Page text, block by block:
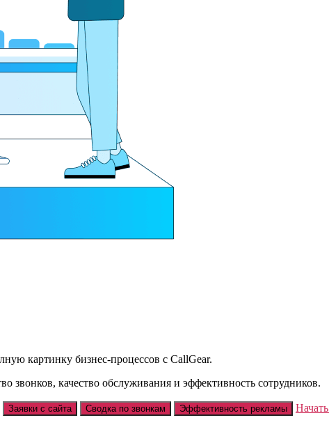
картинку бизнес-процессов с CallGear.
звонков, качество обслуживания и эффективность сотрудников.
Заявки с сайта Сводка по звонкам Эффективность рекламы Начать